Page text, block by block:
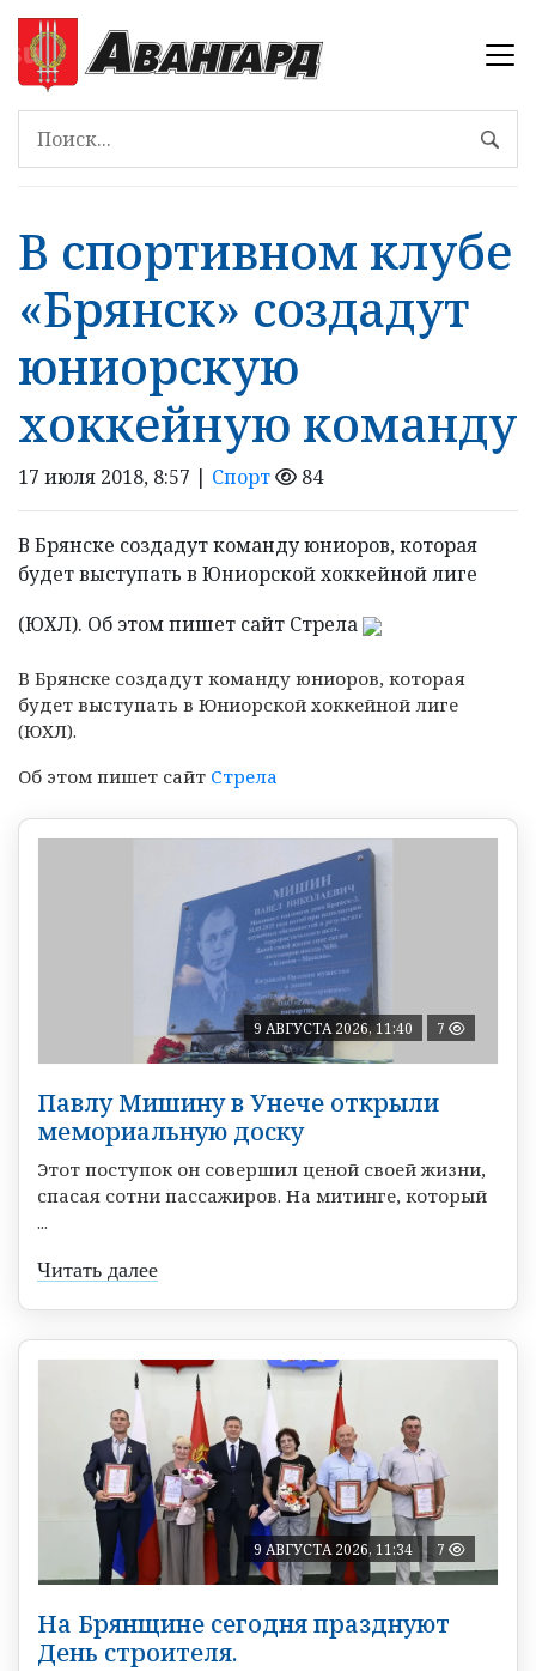
В спортивном клубе
«Брянск» создадут
юниорскую
хоккейную команду
17 июля 2018, 8:57 | Спорт 84
В Брянске создадут команду юниоров, которая
будет выступать в Юниорской хоккейной лиге
(ЮХЛ). Об этом пишет сайт Стрела
В Брянске создадут команду юниоров, которая
будет выступать в Юниорской хоккейной лиге
(ЮХЛ).
Об этом пишет сайт Стрела
9 АВГУСТА 2026, 11:40 7
Павлу Мишину в Унече открыли
мемориальную доску
Этот поступок он совершил ценой своей жизни,
спасая сотни пассажиров. На митинге, который
...
Читать далее
9 АВГУСТА 2026, 11:34 7
На Брянщине сегодня празднуют
День строителя.